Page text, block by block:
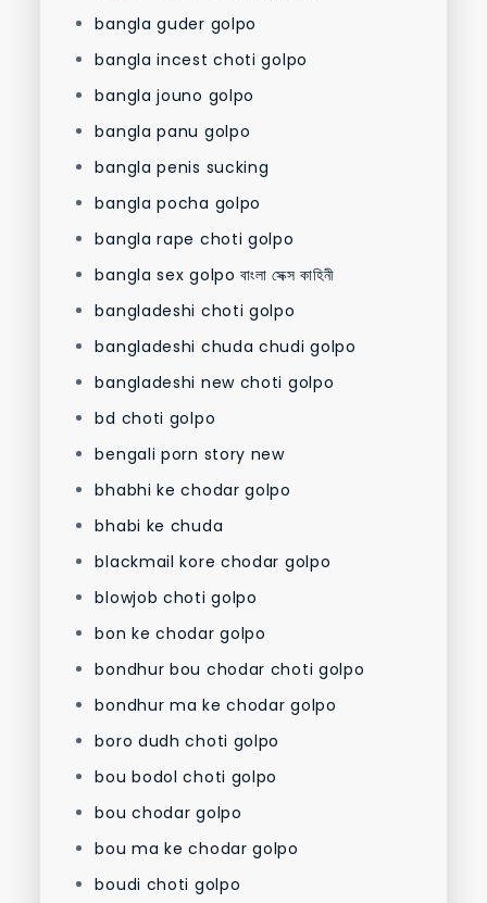
bangla guder golpo
bangla incest choti golpo
bangla jouno golpo
bangla panu golpo
bangla penis sucking
bangla pocha golpo
bangla rape choti golpo
bangla sex golpo বাংলা সেক্স কাহিনী
bangladeshi choti golpo
bangladeshi chuda chudi golpo
bangladeshi new choti golpo
bd choti golpo
bengali porn story new
bhabhi ke chodar golpo
bhabi ke chuda
blackmail kore chodar golpo
blowjob choti golpo
bon ke chodar golpo
bondhur bou chodar choti golpo
bondhur ma ke chodar golpo
boro dudh choti golpo
bou bodol choti golpo
bou chodar golpo
bou ma ke chodar golpo
boudi choti golpo